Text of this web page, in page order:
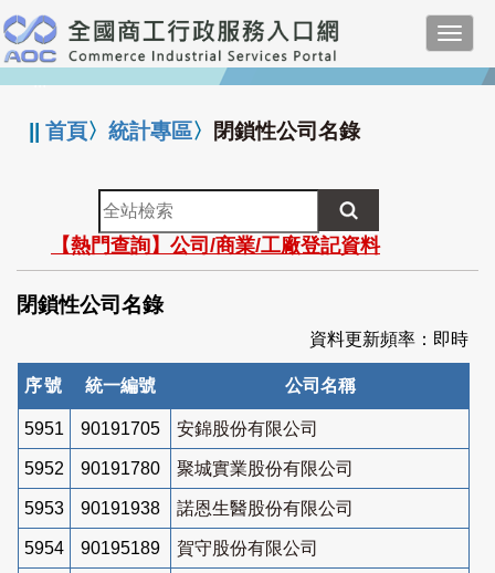
跳
到
主
要
:::
||首頁〉統計專區〉 閉鎖性公司名錄
全
站
檢
索
【熱門查詢】公司/商業/工廠登記資料
閉鎖性公司名錄
資料更新頻率：即時
序號 統一編號 公司名稱
5951 90191705 安錦股份有限公司
5952 90191780 聚城實業股份有限公司
5953 90191938 諾恩生醫股份有限公司
5954 90195189 賀守股份有限公司